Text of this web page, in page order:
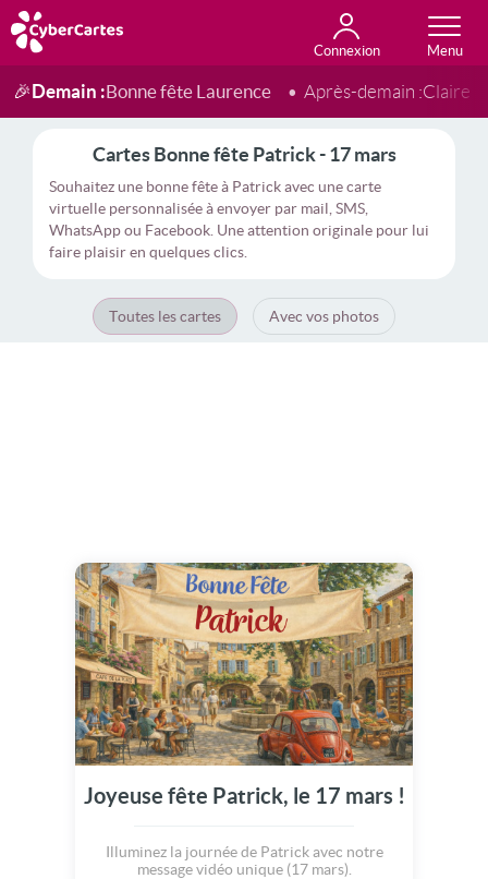
Connexion
Anniversaire
Fête du jour
Amour
Amitié
Merci
Toutes les cartes
🎉Demain :Bonne fête Laurence Après-demain :Claire
Cartes Bonne fête Patrick - 17 mars
Souhaitez une bonne fête à Patrick avec une carte
virtuelle personnalisée à envoyer par mail, SMS,
WhatsApp ou Facebook. Une attention originale pour lui
faire plaisir en quelques clics.
Toutes les cartes Avec vos photos
Joyeuse fête Patrick, le 17 mars !
Illuminez la journée de Patrick avec notre
message vidéo unique (17 mars).